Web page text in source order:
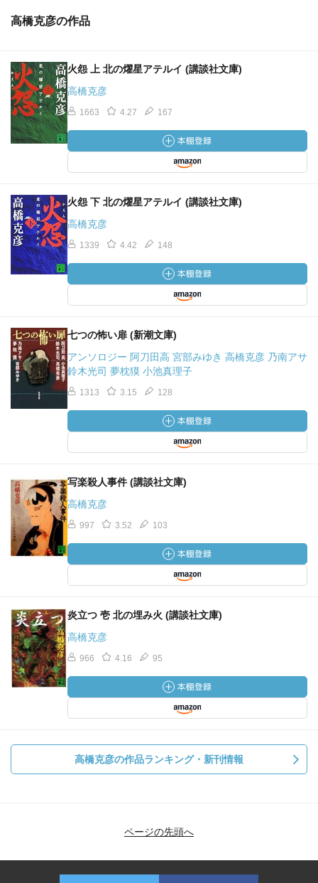
高橋克彦の作品
火怨 上 北の燿星アテルイ (講談社文庫)
高橋克彦
1663 4.27 167
火怨 下 北の燿星アテルイ (講談社文庫)
高橋克彦
1339 4.42 148
七つの怖い扉 (新潮文庫)
アンソロジー 阿刀田高 宮部みゆき 高橋克彦 乃南アサ
鈴木光司 夢枕獏 小池真理子
1313 3.15 128
写楽殺人事件 (講談社文庫)
高橋克彦
997 3.52 103
炎立つ 壱 北の埋み火 (講談社文庫)
高橋克彦
966 4.16 95
高橋克彦の作品ランキング・新刊情報
ページの先頭へ